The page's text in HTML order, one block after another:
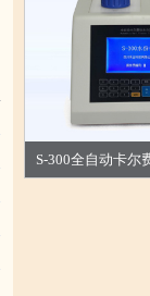
S-300全自动卡尔